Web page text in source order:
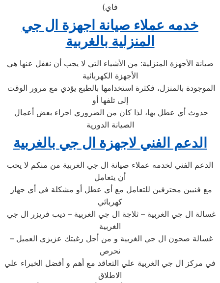
فاي)
خدمه عملاء صيانة اجهزة ال جي
المنزلية بالغربية
صيانة الأجهزة المنزلية: من الأشياء التي لا يجب أن نغفل عنها هي
الأجهزة الكهربائية
إلى تلفها أو
الصيانة الدورية
الدعم الفني لاجهزة ال جي بالغربية
الدعم الفني لخدمه عملاء صيانة ال جي الغربية من منكم لا يحب
أن يتعامل
كهربائي
الغربية
– غسالة صحون ال جي الغربية و من أجل رغبتك عزيزي العميل
نحرص
في مركز ال جي الغربية علي التعاقد مع أهم و أفضل الخبراء علي
الاطلاق